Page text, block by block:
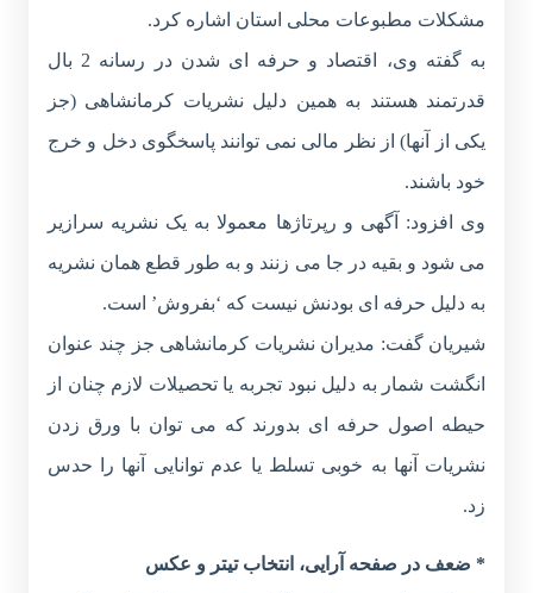
مشکلات مطبوعات محلی استان اشاره کرد.
به گفته وی، اقتصاد و حرفه ای شدن در رسانه 2 بال
قدرتمند هستند به همین دلیل نشریات کرمانشاهی (جز
یکی از آنها) از نظر مالی نمی توانند پاسخگوی دخل و خرج
خود باشند.
وی افزود: آگهی و رپرتاژها معمولا به یک نشریه سرازیر
می شود و بقیه در جا می زنند و به طور قطع همان نشریه
به دلیل حرفه ای بودنش نیست که ‘بفروش’ است.
شیریان گفت: مدیران نشریات کرمانشاهی جز چند عنوان
انگشت شمار به دلیل نبود تجربه یا تحصیلات لازم چنان از
حیطه اصول حرفه ای بدورند که می توان با ورق زدن
نشریات آنها به خوبی تسلط یا عدم توانایی آنها را حدس
زد.
* ضعف در صفحه آرایی، انتخاب تیتر و عکس